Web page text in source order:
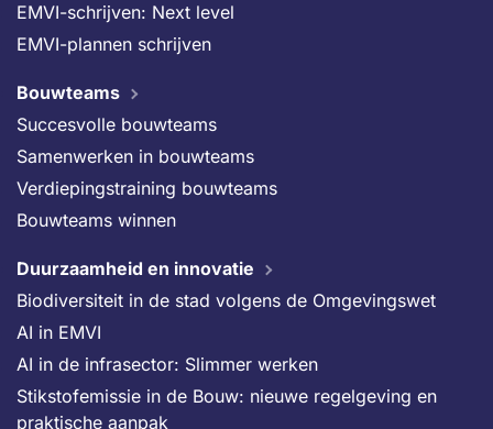
EMVI-schrijven: Next level
EMVI-plannen schrijven
Bouwteams
Succesvolle bouwteams
Samenwerken in bouwteams
Verdiepingstraining bouwteams
Bouwteams winnen
Duurzaamheid en innovatie
Biodiversiteit in de stad volgens de Omgevingswet
AI in EMVI
AI in de infrasector: Slimmer werken
Stikstofemissie in de Bouw: nieuwe regelgeving en
praktische aanpak